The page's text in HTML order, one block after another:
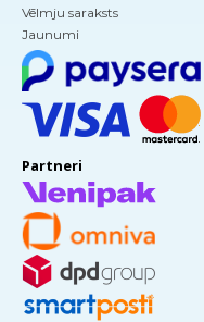
Vēlmju saraksts
Jaunumi
Partneri